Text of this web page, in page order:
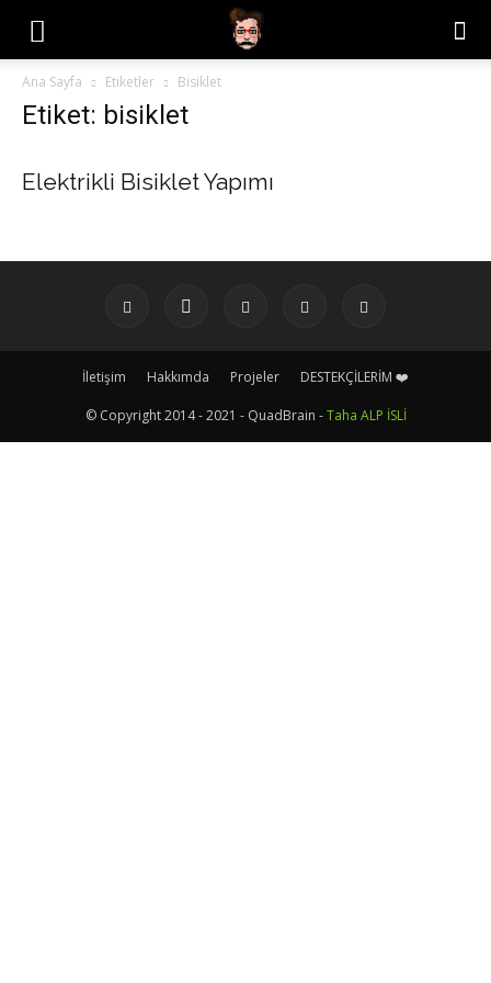
Ana Sayfa Etiketler Bisiklet
Etiket: bisiklet
Elektrikli Bisiklet Yapımı
İletişim Hakkımda Projeler DESTEKÇİLERİM ❤️
© Copyright 2014 - 2021 - QuadBrain -Taha ALP İSLİ